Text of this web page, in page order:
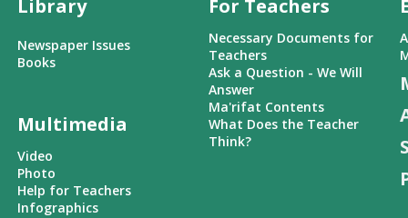
Library
Newspaper Issues
Books
Multimedia
Video
Photo
Help for Teachers
Infographics
For Teachers
Necessary Documents for
Teachers
Ask a Question - We Will
Answer
Ma'rifat Contents
What Does the Teacher
Think?